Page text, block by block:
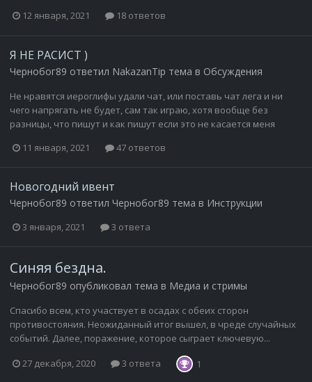
12 января, 2021
18 ответов
Я НЕ РАСИСТ )
Чернобог89 ответил NakazanTip тема в Обсуждения
Не нравятся иероглифы удали чат, или поставь чат лега и ни
чего напрягать не будет, сам так играю, хотя вообще без
разницы, что пишут и как пишут если это не касается меня
11 января, 2021
47 ответов
Новогодний ивент
Чернобог89 ответил Чернобог89 тема в Инструкции
3 января, 2021 3 ответа
Синяя бездна.
Чернобог89 опубликовал тема в Медиа и стримы
Спасибо всем, кто участвует в осадах с обеих сторон
противостояния. Неожиданный итог вышел, в чреде случайных
событий. Далее, поражение, которое сыграет ключевую...
27 декабря, 2020 3 ответа 1